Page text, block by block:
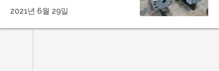
2021년 6월 29일